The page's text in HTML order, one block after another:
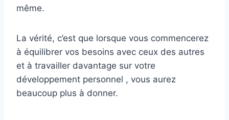
même.
La vérité, c’est que lorsque vous commencerez
à équilibrer vos besoins avec ceux des autres
et à travailler davantage sur votre
développement personnel , vous aurez
beaucoup plus à donner.